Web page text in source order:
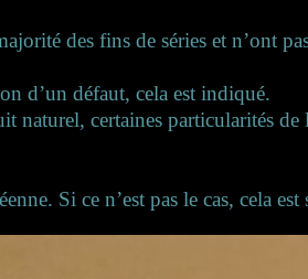
des fins de séries et n’ont
d’un défaut, cela est indiqué.
naturel, certaines particularités de
Si ce n’est pas le cas, cela est